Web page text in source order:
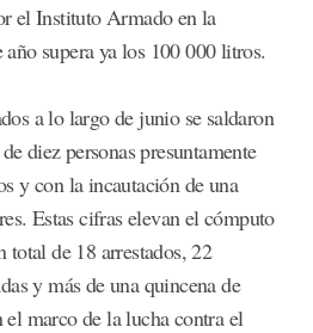
el Instituto Armado en la
supera ya los 100 000 litros.
a lo largo de junio se saldaron
diez personas presuntamente
y con la incautación de una
Estas cifras elevan el cómputo
total de 18 arrestados, 22
y más de una quincena de
marco de la lucha contra el